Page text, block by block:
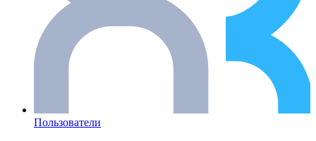
Пользователи